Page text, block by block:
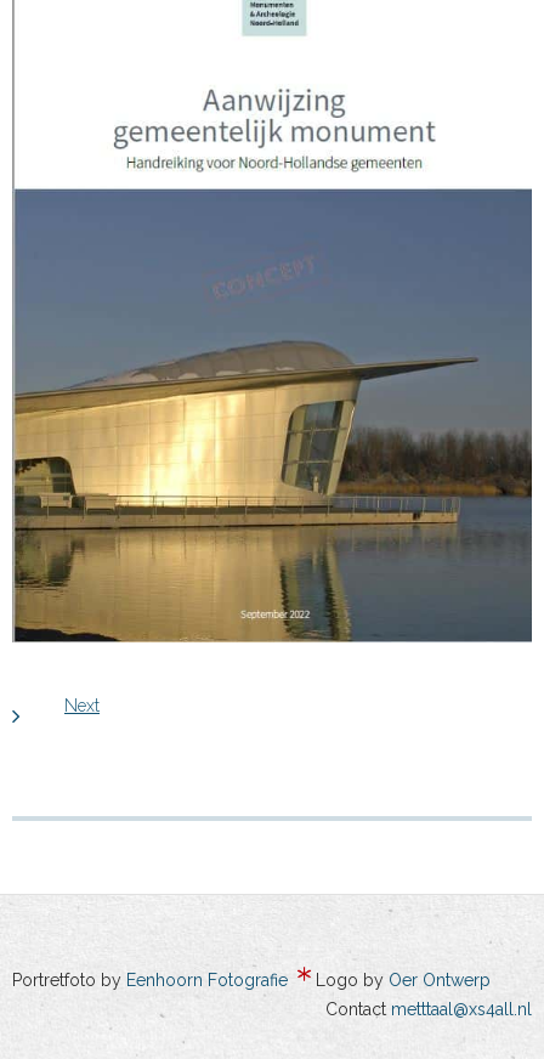
Next
Portretfoto by Eenhoorn Fotografie Logo by Oer Ontwerp
Contact metttaal@xs4all.nl